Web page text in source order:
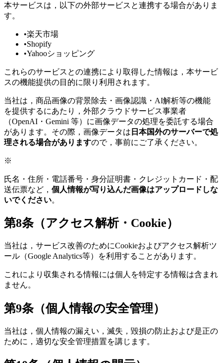
本サービスは，以下の外部サービスと連携する場合がありま
す。
•楽天市場
•Shopify
•Yahooショッピング
これらのサービスとの連携により取得した情報は，本サービ
スの機能提供の目的に限り利用されます。
当社は，商品画像の背景除去・画像認識・AI解析等の機能
を提供するにあたり，外部クラウドサービス事業者
（OpenAI・Gemini 等）に画像データの処理を委託する場合
があります。その際，画像データは 日本国外のサーバーで処
理される場合がありますので，事前にご了承ください。
※
氏名・住所・電話番号・身分証明書・クレジットカード・配
送伝票など， 個人情報が写り込んだ画像はアップロードしな
いでください。
第8条（アクセス解析・Cookie）
当社は，サービス改善のためにCookieおよびアクセス解析ツ
ール（Google Analytics等）を利用することがあります。
これにより収集される情報には個人を特定する情報は含まれ
ません。
第9条（個人情報の安全管理）
当社は，個人情報の漏えい，滅失，毀損の防止および是正の
ために，適切な安全管理措置を講じます。